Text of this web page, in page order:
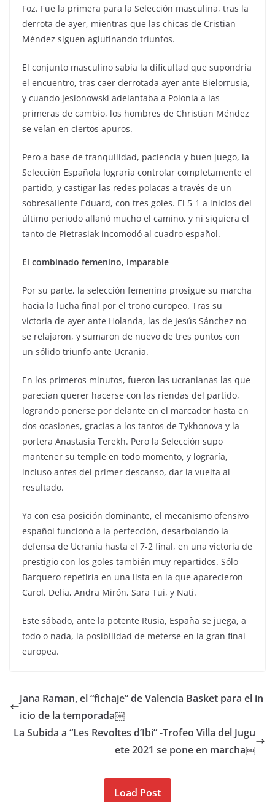
Foz. Fue la primera para la Selección masculina, tras la
derrota de ayer, mientras que las chicas de Cristian
Méndez siguen aglutinando triunfos.
El conjunto masculino sabía la dificultad que supondría
el encuentro, tras caer derrotada ayer ante Bielorrusia,
y cuando Jesionowski adelantaba a Polonia a las
primeras de cambio, los hombres de Christian Méndez
se veían en ciertos apuros.
Pero a base de tranquilidad, paciencia y buen juego, la
Selección Española lograría controlar completamente el
partido, y castigar las redes polacas a través de un
sobresaliente Eduard, con tres goles. El 5-1 a inicios del
último periodo allanó mucho el camino, y ni siquiera el
tanto de Pietrasiak incomodó al cuadro español.
El combinado femenino, imparable
Por su parte, la selección femenina prosigue su marcha
hacia la lucha final por el trono europeo. Tras su
victoria de ayer ante Holanda, las de Jesús Sánchez no
se relajaron, y sumaron de nuevo de tres puntos con
un sólido triunfo ante Ucrania.
En los primeros minutos, fueron las ucranianas las que
parecían querer hacerse con las riendas del partido,
logrando ponerse por delante en el marcador hasta en
dos ocasiones, gracias a los tantos de Tykhonova y la
portera Anastasia Terekh. Pero la Selección supo
mantener su temple en todo momento, y lograría,
incluso antes del primer descanso, dar la vuelta al
resultado.
Ya con esa posición dominante, el mecanismo ofensivo
español funcionó a la perfección, desarbolando la
defensa de Ucrania hasta el 7-2 final, en una victoria de
prestigio con los goles también muy repartidos. Sólo
Barquero repetiría en una lista en la que aparecieron
Carol, Delia, Andra Mirón, Sara Tui, y Nati.
Este sábado, ante la potente Rusia, España se juega, a
todo o nada, la posibilidad de meterse en la gran final
europea.
Jana Raman, el “fichaje” de Valencia Basket para el in
icio de la temporada￼
La Subida a “Les Revoltes d’Ibi” -Trofeo Villa del Jugu
ete 2021 se pone en marcha￼
Load Post